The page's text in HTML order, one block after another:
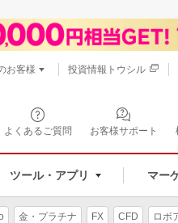
よくあるご質問 お客様サポート
ツール・アプリ マー
お客様 投資情報トウシル
金・プラチナ FX CFD ロボ